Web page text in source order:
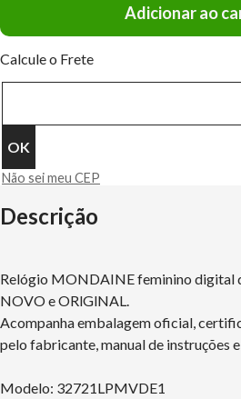
Adicionar ao
Calcule o Frete
Não sei meu CEP
Descrição
Relógio MONDAINE feminino digital
NOVO e ORlGlNAL.
Acompanha embalagem oficial,
pelo fabricante, manual de instruções
Modelo: 32721LPMVDE1